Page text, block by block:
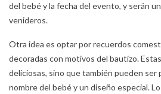
del bebé y la fecha del evento, y serán
venideros.
Otra idea es optar por recuerdos
decoradas con motivos del bautizo.
deliciosas, sino que también pueden ser
nombre del bebé y un diseño especial.